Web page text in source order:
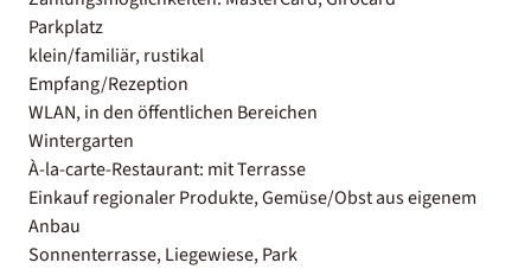
Parkplatz
klein/familiär, rustikal
Empfang/Rezeption
WLAN, in den öffentlichen Bereichen
Wintergarten
À-la-carte-Restaurant: mit Terrasse
Einkauf regionaler Produkte, Gemüse/Obst aus eigenem
Anbau
Sonnenterrasse, Liegewiese, Park